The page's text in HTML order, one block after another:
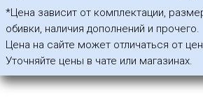
*Цена зависит от комплектации,
обивки, наличия дополнений и прочего.
Цена на сайте может отличаться от
Уточняйте цены в чате или магазинах.